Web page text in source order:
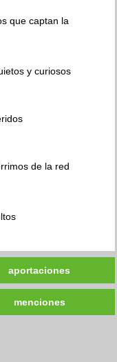
que captan la
y curiosos
de la red
aportaciones
menciones